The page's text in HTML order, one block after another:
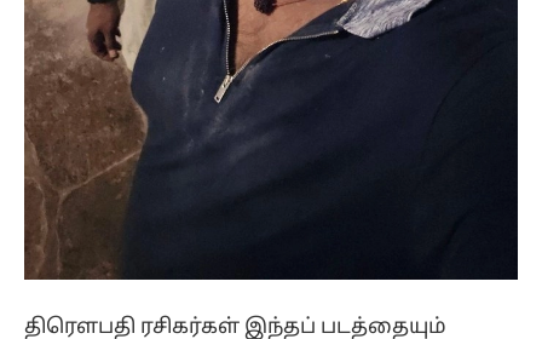
திரௌபதி ரசிகர்கள் இந்தப் படத்தையும்